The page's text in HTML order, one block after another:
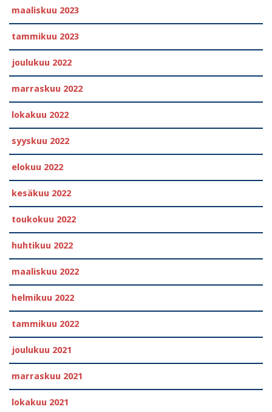
maaliskuu 2023
tammikuu 2023
joulukuu 2022
marraskuu 2022
lokakuu 2022
syyskuu 2022
elokuu 2022
kesäkuu 2022
toukokuu 2022
huhtikuu 2022
maaliskuu 2022
helmikuu 2022
tammikuu 2022
joulukuu 2021
marraskuu 2021
lokakuu 2021